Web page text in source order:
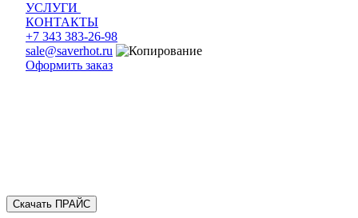
УСЛУГИ
КОНТАКТЫ
+7 343 383-26-98
sale@saverhot.ru
Оформить заказ
Скачать ПРАЙС